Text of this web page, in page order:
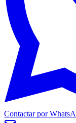
Contactar por